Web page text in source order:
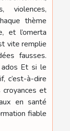
violences,
thème
et l’omerta
vite remplie
fausses.
Et si le
c’est-à-dire
croyances et
en santé
fiable